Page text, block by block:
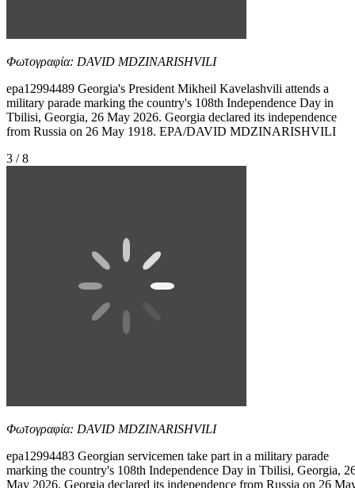
Φωτογραφία: DAVID MDZINARISHVILI
epa12994489 Georgia's President Mikheil Kavelashvili attends a
military parade marking the country's 108th Independence Day in
Tbilisi, Georgia, 26 May 2026. Georgia declared its independence
from Russia on 26 May 1918. EPA/DAVID MDZINARISHVILI
3 / 8
Φωτογραφία: DAVID MDZINARISHVILI
epa12994483 Georgian servicemen take part in a military parade
marking the country's 108th Independence Day in Tbilisi, Georgia,
May 2026. Georgia declared its independence from Russia on 26